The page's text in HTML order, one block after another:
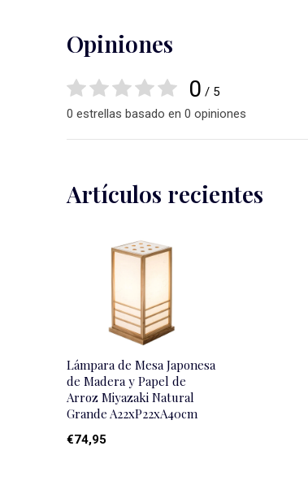
Opiniones
0 / 5
0 estrellas basado en 0 opiniones
Artículos recientes
Lámpara de Mesa Japonesa
de Madera y Papel de
Arroz Miyazaki Natural
Grande A22xP22xA40cm
€74,95